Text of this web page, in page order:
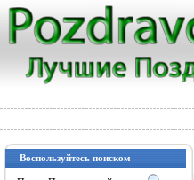
Воспользуйтесь поиском